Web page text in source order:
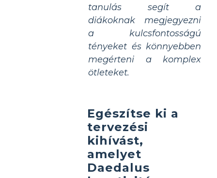
tanulás segít a
diákoknak megjegyezni
a kulcsfontosságú
tényeket és könnyebben
megérteni a komplex
ötleteket.
Egészítse ki a
tervezési
kihívást,
amelyet
Daedalus